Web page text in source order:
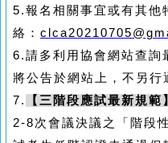
5.報名相關事宜或有其他
絡：
6.請多利用協會網站查詢
將公告於網站上，不另行
7.
【三階段應試最新規範
2-8次會議決議之「階段